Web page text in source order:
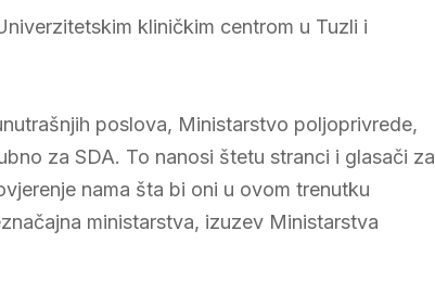
kliničkim centrom u Tuzli i
poslova, Ministarstvo poljoprivrede,
za SDA. To nanosi štetu stranci i glasači za
nama šta bi oni u ovom trenutku
ministarstva, izuzev Ministarstva